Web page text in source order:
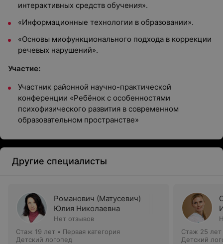
интерактивных средств обучения».
«Информационные технологии в образовании».
«Основы миофункционального подхода в коррекции
речевых нарушений».
Участие:
Участник районной научно-практической
конференции «Ребёнок с особенностями
психофизического развития в современном
образовательном пространстве»
Другие специалисты
Романович (Матусевич)
Юлия Николаевна
Нет отзывов
Стаж 19 лет • Первая категория
Детский логопед
Стаж 25 лет
Детский